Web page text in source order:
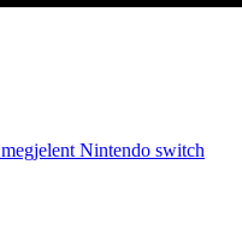
Nintendo switch